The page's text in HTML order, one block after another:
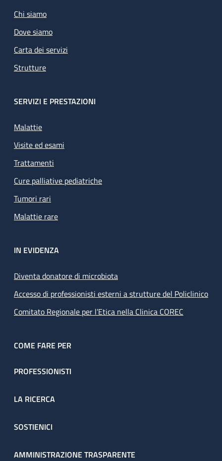
Chi siamo
Dove siamo
Carta dei servizi
Strutture
SERVIZI E PRESTAZIONI
Malattie
Visite ed esami
Trattamenti
Cure palliative pediatriche
Tumori rari
Malattie rare
IN EVIDENZA
Diventa donatore di microbiota
Accesso di professionisti esterni a strutture del Policlinico
Comitato Regionale per l’Etica nella Clinica COREC
COME FARE PER
PROFESSIONISTI
LA RICERCA
SOSTIENICI
AMMINISTRAZIONE TRASPARENTE